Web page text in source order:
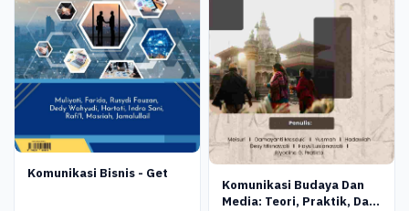
Komunikasi Bisnis - Get
Komunikasi Budaya Dan
Media: Teori, Praktik, Dan